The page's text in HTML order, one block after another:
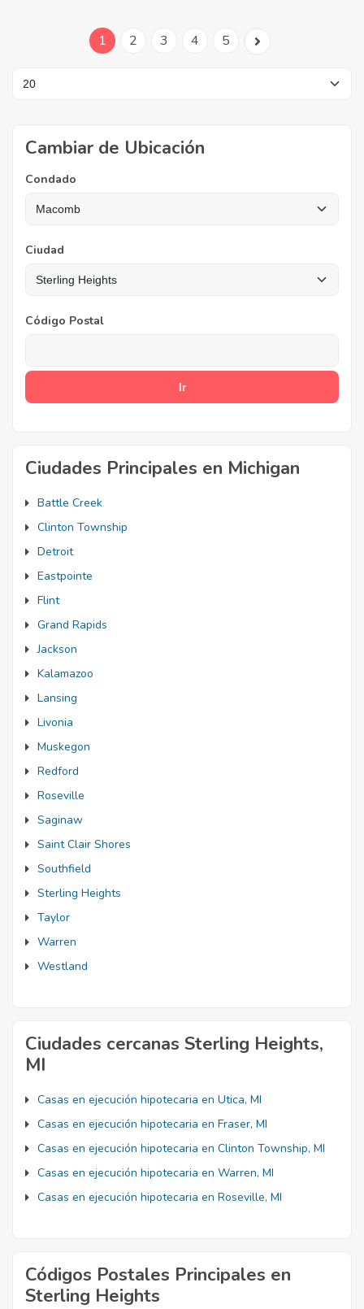
1 2 3 4 5
Cambiar de Ubicación
Condado
Ciudad
Código Postal
Ciudades Principales en Michigan
Battle Creek
Clinton Township
Detroit
Eastpointe
Flint
Grand Rapids
Jackson
Kalamazoo
Lansing
Livonia
Muskegon
Redford
Roseville
Saginaw
Saint Clair Shores
Southfield
Sterling Heights
Taylor
Warren
Westland
Ciudades cercanas Sterling Heights,
MI
Casas en ejecución hipotecaria en Utica, MI
Casas en ejecución hipotecaria en Fraser, MI
Casas en ejecución hipotecaria en Clinton Township, MI
Casas en ejecución hipotecaria en Warren, MI
Casas en ejecución hipotecaria en Roseville, MI
Códigos Postales Principales en
Sterling Heights